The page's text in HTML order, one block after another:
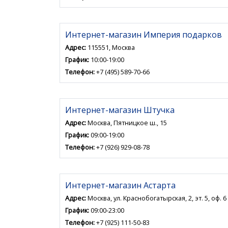
Интернет-магазин Империя подарков
Адрес: 115551, Москва
График: 10:00-19:00
Телефон:+7 (495) 589-70-66
Интернет-магазин Штучка
Адрес:Москва, Пятницкое ш., 15
График:09:00-19:00
Телефон:+7 (926) 929-08-78
Интернет-магазин Астарта
Адрес:Москва, ул. Краснобогатырская, 2, эт. 5, оф. 6
График:09:00-23:00
Телефон:+7 (925) 111-50-83